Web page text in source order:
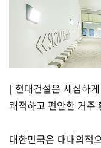
[ 현대건설은 세심하
쾌적하고 편안한 거주
대한민국은 대내외적